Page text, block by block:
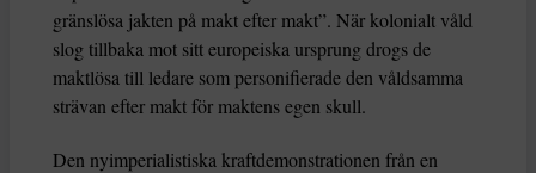
gränslösa jakten på makt efter makt”. När kolonialt våld
slog tillbaka mot sitt europeiska ursprung drogs de
maktlösa till ledare som personifierade den våldsamma
strävan efter makt för maktens egen skull.
Den nyimperialistiska kraftdemonstrationen från en